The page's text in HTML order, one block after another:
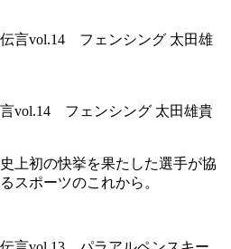
vol.14 フェンシング 太田雄貴
上初の快挙を果たした選手が協
スポーツのこれから。